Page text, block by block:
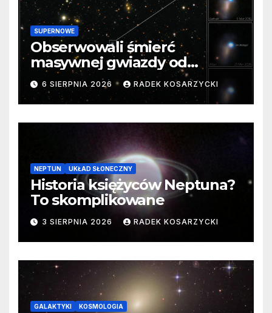
SUPERNOWE
Obserwowali śmierć
masywnej gwiazdy od
samego początku. Niezwykle
cenne dane
6 SIERPNIA 2026 RADEK KOSARZYCKI
NEPTUN UKŁAD SŁONECZNY
Historia księżyców Neptuna?
To skomplikowane
3 SIERPNIA 2026 RADEK KOSARZYCKI
GALAKTYKI KOSMOLOGIA